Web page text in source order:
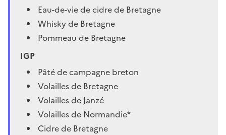
Eau-de-vie de cidre de Bretagne
Whisky de Bretagne
Pommeau de Bretagne
IGP
Pâté de campagne breton
Volailles de Bretagne
Volailles de Janzé
Volailles de Normandie*
Cidre de Bretagne